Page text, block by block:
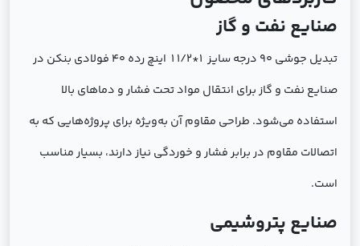
صنایع نفت و گاز
تبدیل جوشی 90 درجه سایز 1*1/2 1 اینچ رده 40 فولادی بنکن در
صنایع نفت و گاز برای انتقال مواد تحت فشار و دماهای بالا
استفاده می‌شود. طراحی مقاوم آن به‌ویژه برای پروژه‌هایی که به
اتصالات مقاوم در برابر فشار و خوردگی نیاز دارند، بسیار مناسب
است.
صنایع پتروشیمی